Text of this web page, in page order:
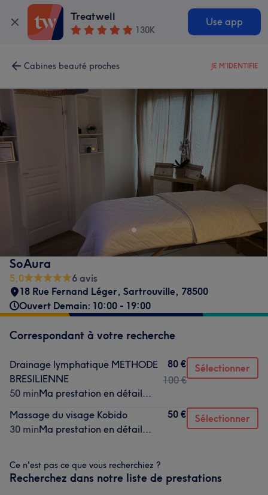
Treatwell
130K
Use app
Cabines beauté proches JE M'IDENTIFIE
SoAura
5,0
6 avis
18 Rue Fernand Léger, Sartrouville, 78500
Ouvert Demain: 10:00 - 19:00
Correspondant à votre recherche
Drainage lymphatique METHODE
BRESILIENNE
50 minMa prestation en détail...
80 €
100 €
Sélectionner
Massage du visage Kobido
30 minMa prestation en détail...
50 € Sélectionner
Ce n'est pas ce que vous recherchiez ?
Recherchez dans notre liste de prestations